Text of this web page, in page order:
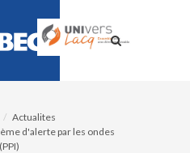
Actualites
d'alerte par les ondes
(PPI)